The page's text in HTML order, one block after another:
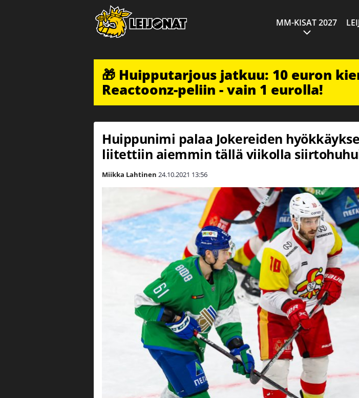
MM-KISAT 2027
🎁 Huipputarjous jatkuu: 10 euron
Reactoonz-peliin - vain 1 eurolla!
Huippunimi palaa Jokereiden
liitettiin aiemmin tällä viikolla
Miikka Lahtinen 24.10.2021 13:56